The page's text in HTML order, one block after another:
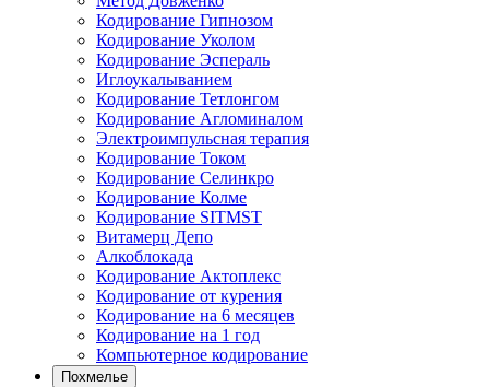
Кодирование Гипнозом
Кодирование Уколом
Кодирование Эспераль
Иглоукалыванием
Кодирование Тетлонгом
Кодирование Агломиналом
Электроимпульсная терапия
Кодирование Током
Кодирование Селинкро
Кодирование Колме
Кодирование SITMST
Витамерц Депо
Алкоблокада
Кодирование Актоплекс
Кодирование от курения
Кодирование на 6 месяцев
Кодирование на 1 год
Компьютерное кодирование
Похмелье